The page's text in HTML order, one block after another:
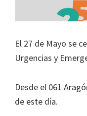
El 27 de Mayo se
Urgencias y
Desde el 061
de este día.